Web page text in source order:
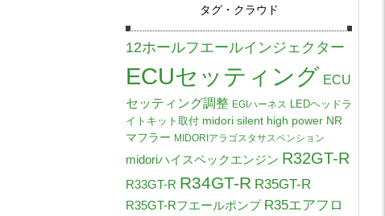
タグ・クラウド
12ホールフエールインジェクター
ECUセッティング ECU
セッティング調整 EGIハーネス LEDヘッドラ
イトキット取付 midori silent high power NR
マフラー MIDORIアラゴスタサスペンション
midoriハイスペックエンジン R32GT-R
R33GT-R R34GT-R R35GT-R
R35GT-Rフエールポンプ R35エアフロ